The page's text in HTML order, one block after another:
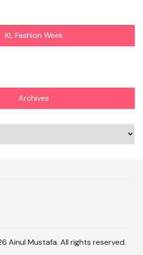
KL Fashion Week
Archives
Ainul Mustafa. All rights reserved.